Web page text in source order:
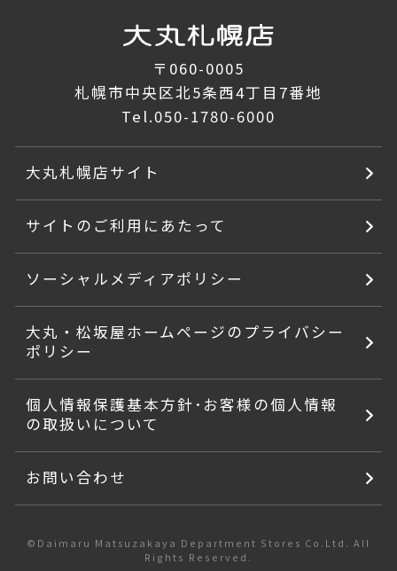
〒060-0005
札幌市中央区北5条西4丁目7番地
Tel.050-1780-6000
大丸札幌店サイト
サイトのご利用にあたって
ソーシャルメディアポリシー
大丸・松坂屋ホームページのプライバシー
ポリシー
個人情報保護基本方針･お客様の個人情報
の取扱いについて
お問い合わせ
©Daimaru Matsuzakaya Department Stores Co.Ltd. All
Rights Reserved.